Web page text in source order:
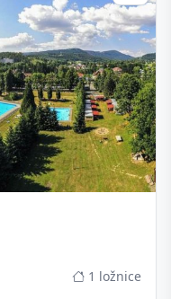
1 ložnice